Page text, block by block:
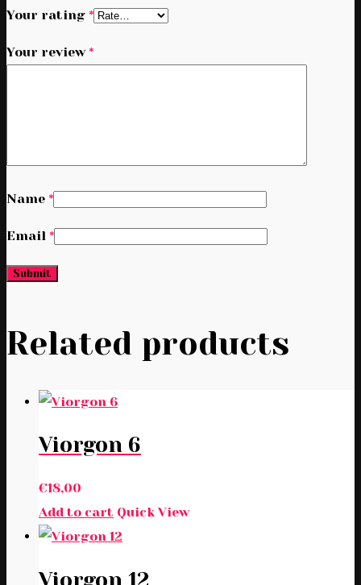
Your rating *
Your review *
Name *
Email *
Related products
Viorgon 6
€18,00
Add to cart Quick View
Viorgon 12